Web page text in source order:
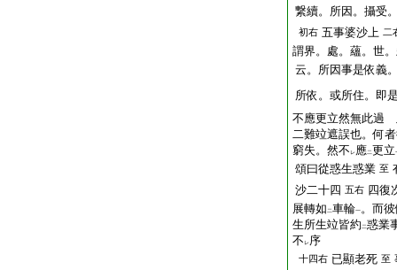
繋續。所因。攝受
初右 五事婆沙上 二
謂界。處。蘊。世
云。所因事是依義
所依。或所住。即
不應更立然無此過
二難竝遮誤也。何
窮失。然不 レ應二更立
頌曰從惑生惑業 至
沙二十四 五右 四復
展轉如 二車輪一。而
生所生竝皆約 二惑業
不 レ序
十四右 已顯老死 至